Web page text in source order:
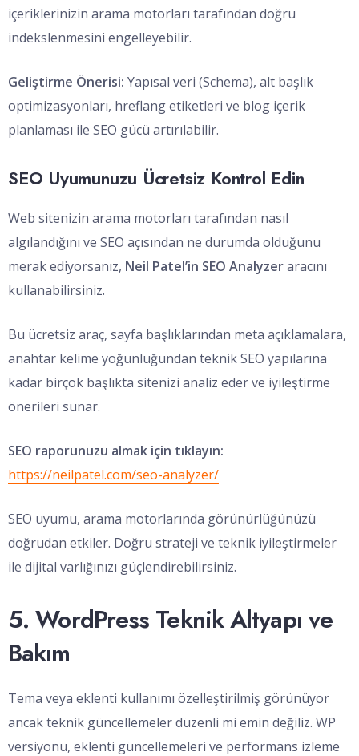
içeriklerinizin arama motorları tarafından doğru
indekslenmesini engelleyebilir.
Geliştirme Önerisi: Yapısal veri (Schema), alt başlık
optimizasyonları, hreflang etiketleri ve blog içerik
planlaması ile SEO gücü artırılabilir.
SEO Uyumunuzu Ücretsiz Kontrol Edin
Web sitenizin arama motorları tarafından nasıl
algılandığını ve SEO açısından ne durumda olduğunu
merak ediyorsanız, Neil Patel’in SEO Analyzeraracını
kullanabilirsiniz.
Bu ücretsiz araç, sayfa başlıklarından meta açıklamalara,
anahtar kelime yoğunluğundan teknik SEO yapılarına
kadar birçok başlıkta sitenizi analiz eder ve iyileştirme
önerileri sunar.
SEO raporunuzu almak için tıklayın:
https://neilpatel.com/seo-analyzer/
SEO uyumu, arama motorlarında görünürlüğünüzü
doğrudan etkiler. Doğru strateji ve teknik iyileştirmeler
ile dijital varlığınızı güçlendirebilirsiniz.
5. WordPress Teknik Altyapı ve
Bakım
Tema veya eklenti kullanımı özelleştirilmiş görünüyor
ancak teknik güncellemeler düzenli mi emin değiliz. WP
versiyonu, eklenti güncellemeleri ve performans izleme